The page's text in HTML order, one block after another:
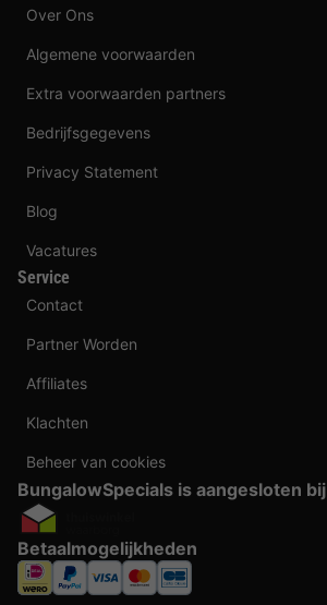
Over Ons
Algemene voorwaarden
Extra voorwaarden partners
Bedrijfsgegevens
Privacy Statement
Blog
Vacatures
Service
Contact
Partner Worden
Affiliates
Klachten
Beheer van cookies
BungalowSpecials is aangesloten bij
Betaalmogelijkheden